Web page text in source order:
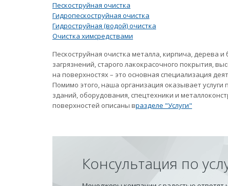
Пескоструйная очистка
Гидропескоструйная очистка
Гидроструйная (водой) очистка
Очистка химсредствами
Пескоструйная очистка металла, кирпича, дерева
загрязнений, старого лакокрасочного покрытия,
на поверхностях – это основная специализация
Помимо этого, наша организация оказывает
зданий, оборудования, спецтехники и
поверхностей описаны вразделе "Услуги"
Консультация по